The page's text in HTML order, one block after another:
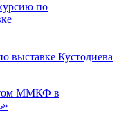
выставке Кустодиева